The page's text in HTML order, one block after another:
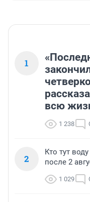
1
всю
1 238
2
Кто тут
после 2
1 029